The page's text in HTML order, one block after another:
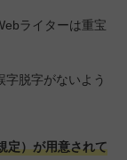
ライターは重宝
脱字がないよう
定）が用意されて